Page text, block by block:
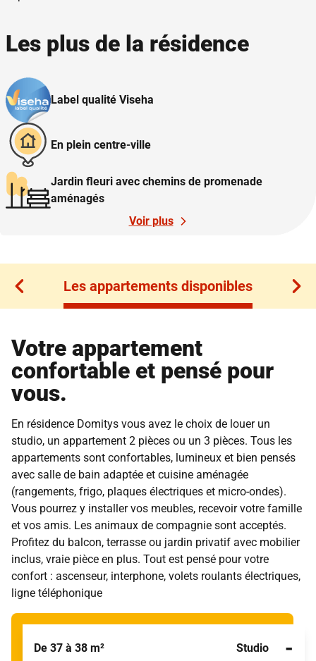
Les plus de la résidence
Label qualité Viseha
En plein centre-ville
Jardin fleuri avec chemins de promenade
aménagés
Voir plus
Les appartements disponibles
Les appartements disponibles
Votre appartement
confortable et pensé pour
vous.
En résidence Domitys vous avez le choix de louer un
studio, un appartement 2 pièces ou un 3 pièces. Tous les
appartements sont confortables, lumineux et bien pensés
avec salle de bain adaptée et cuisine aménagée
(rangements, frigo, plaques électriques et micro-ondes).
Vous pourrez y installer vos meubles, recevoir votre famille
et vos amis. Les animaux de compagnie sont acceptés.
Profitez du balcon, terrasse ou jardin privatif avec mobilier
inclus, vraie pièce en plus. Tout est pensé pour votre
confort : ascenseur, interphone, volets roulants électriques,
ligne téléphonique
De 37 à 38 m² Studio -